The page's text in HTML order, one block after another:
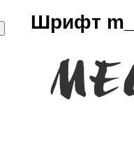
Шрифт